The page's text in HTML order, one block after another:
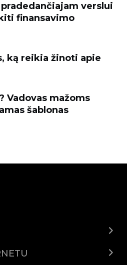
verslui
finansavimo
ką reikia žinoti apie
Vadovas mažoms
šablonas